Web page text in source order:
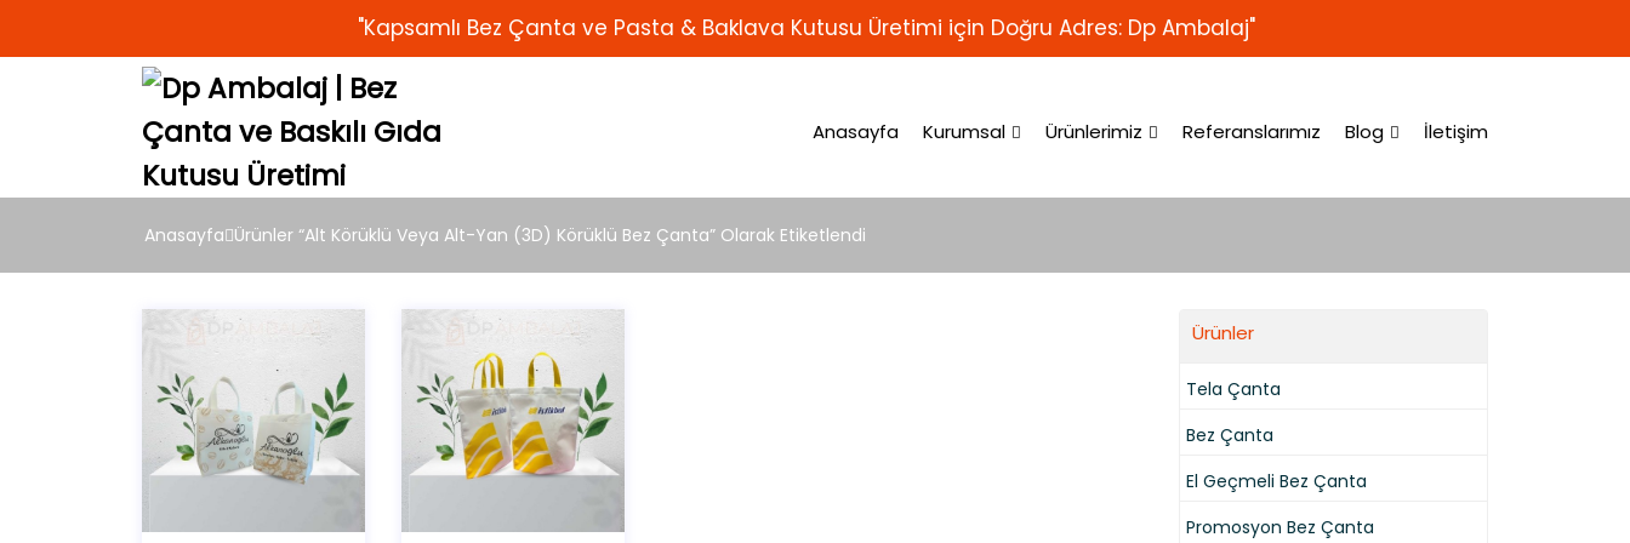
"Kapsamlı Bez Çanta ve Pasta & Baklava Kutusu Üretimi için Doğru Adres: Dp Ambalaj"
Anasayfa Kurumsal Ürünlerimiz Referanslarımız Blog İletişim
Anasayfa Ürünler “Alt Körüklü Veya Alt-Yan (3D) Körüklü Bez Çanta” Olarak Etiketlendi
Ürünler
Tela Çanta
Bez Çanta
El Geçmeli Bez Çanta
Promosyon Bez Çanta